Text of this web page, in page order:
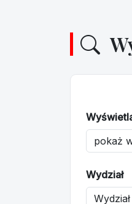
Wydział